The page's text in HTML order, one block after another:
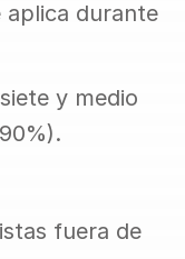
aplica durante
y medio
fuera de